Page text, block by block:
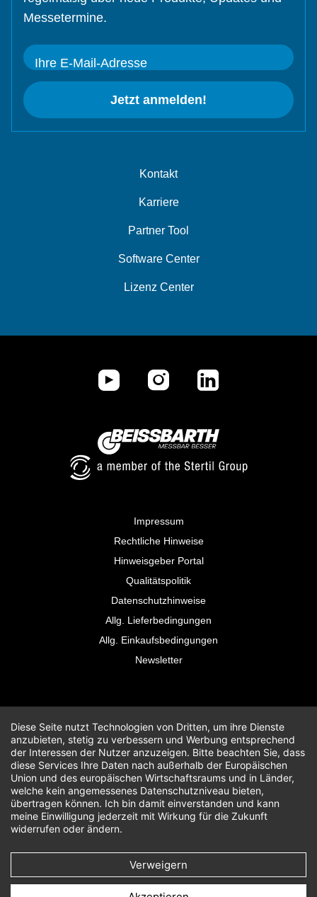
Kontakt
Karriere
Partner Tool
Software Center
Lizenz Center
Messetermine.
Ihre E-Mail-Adresse
Jetzt anmelden!
Impressum
Rechtliche Hinweise
Hinweisgeber Portal
Qualitätspolitik
Datenschutzhinweise
Allg. Lieferbedingungen
Allg. Einkaufsbedingungen
Newsletter
Diese Seite nutzt Technologien von Dritten, um ihre Dienste
anzubieten, stetig zu verbessern und Werbung entsprechend
der Interessen der Nutzer anzuzeigen. Bitte beachten Sie, dass
diese Services Ihre Daten nach außerhalb der Europäischen
Union und des europäischen Wirtschaftsraums und in Länder,
welche kein angemessenes Datenschutzniveau bieten,
übertragen können. Ich bin damit einverstanden und kann
meine Einwilligung jederzeit mit Wirkung für die Zukunft
widerrufen oder ändern.
Verweigern